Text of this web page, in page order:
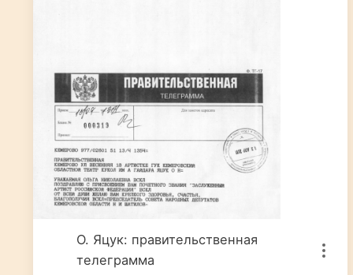
О. Яцук: правительственная
телеграмма